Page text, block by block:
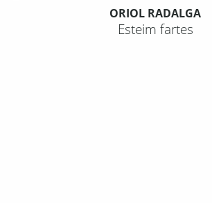
ORIOL RADALGA
Esteim fartes